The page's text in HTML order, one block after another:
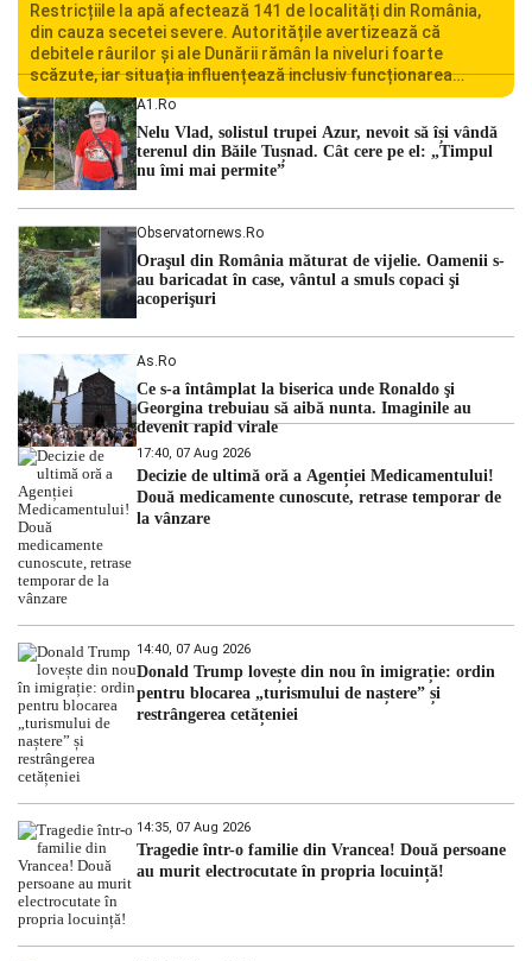
Restricțiile la apă afectează 141 de localități din România,
din cauza secetei severe. Autoritățile avertizează că
debitele râurilor și ale Dunării rămân la niveluri foarte
scăzute, iar situația influențează inclusiv funcționarea
Centralei Nucleare de la Cernavodă. România se confruntă
cu una dintre cele mai dificile perioade din punct de vedere
hidrologic din ultimii ani. Lipsa […]
A1.ro
Nelu Vlad, solistul trupei Azur, nevoit să își vândă
terenul din Băile Tușnad. Cât cere pe el: „Timpul
nu îmi mai permite”
Observatornews.ro
Oraşul din România măturat de vijelie. Oamenii s-
au baricadat în case, vântul a smuls copaci şi
acoperişuri
As.ro
Ce s-a întâmplat la biserica unde Ronaldo şi
Georgina trebuiau să aibă nunta. Imaginile au
devenit rapid virale
17:40, 07 Aug 2026
Decizie de ultimă oră a Agenției Medicamentului!
Două medicamente cunoscute, retrase temporar de
la vânzare
14:40, 07 Aug 2026
Donald Trump lovește din nou în imigrație: ordin
pentru blocarea „turismului de naștere” și
restrângerea cetățeniei
14:35, 07 Aug 2026
Tragedie într-o familie din Vrancea! Două persoane
au murit electrocutate în propria locuință!